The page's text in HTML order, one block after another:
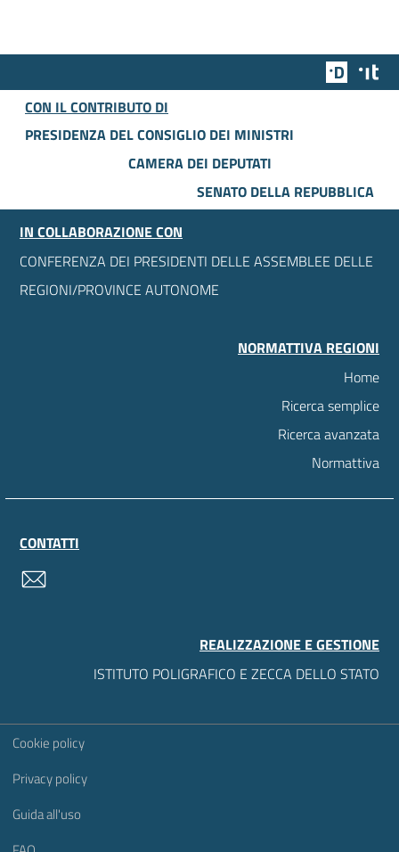
Team
CON IL CONTRIBUTO DI
PRESIDENZA DEL CONSIGLIO DEI MINISTRI
CAMERA DEI DEPUTATI
SENATO DELLA REPUBBLICA
IN COLLABORAZIONE CON
CONFERENZA DEI PRESIDENTI DELLE ASSEMBLEE DELLE
REGIONI/PROVINCE AUTONOME
NORMATTIVA REGIONI
Home
Ricerca semplice
Ricerca avanzata
Normattiva
CONTATTI
REALIZZAZIONE E GESTIONE
ISTITUTO POLIGRAFICO E ZECCA DELLO STATO
Sezione Link Utili
Cookie policy
Privacy policy
Guida all'uso